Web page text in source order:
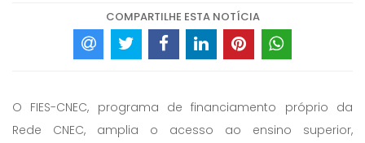
COMPARTILHE ESTA NOTÍCIA
O FIES-CNEC, programa de financiamento próprio da
Rede CNEC, amplia o acesso ao ensino superior,